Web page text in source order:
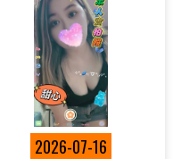
2026-07-16